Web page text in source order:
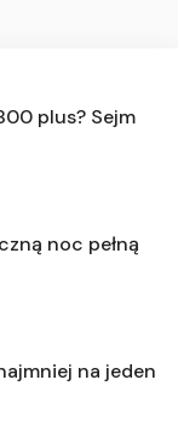
plus? Sejm
noc pełną
na jeden